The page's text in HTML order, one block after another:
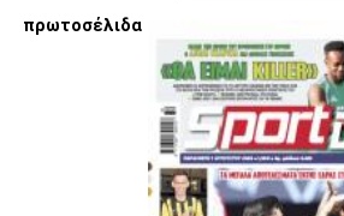
Εμείς είμαστε μόνο Π.Α.Ο.Κ.
Μόνο τα 4 γράμματα έχουν σημασία
ΚΑΝΕΝΑΣ δεν είναι πάνω απο αυτά
πρωτοσέλιδα